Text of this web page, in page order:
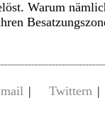
Warum
| Twittern |